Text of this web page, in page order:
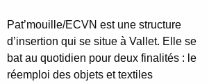
Pat’mouille/ECVN est une structure
d’insertion qui se situe à Vallet. Elle se
bat au quotidien pour deux finalités : le
réemploi des objets et textiles